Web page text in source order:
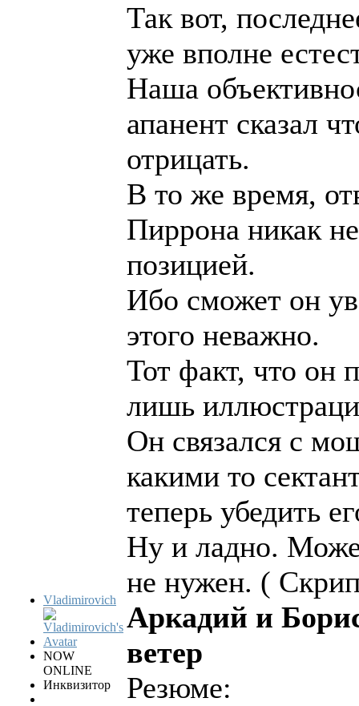
Vladimirovich
NOW
ONLINE
Инквизитор
Так вот,
уже вполне
Наша
апанент сказал
отрицать.
В то же время,
Пиррона никак
позицией.
Ибо сможет он
этого неважно.
Тот факт, что он
лишь
Он связался с
какими то
теперь убедить
Ну и ладно.
не нужен. (
Аркадий и
ветер
Резюме: